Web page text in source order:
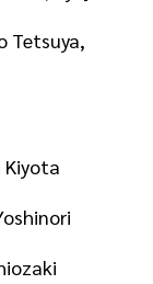
Tetsuya,
Kiyota